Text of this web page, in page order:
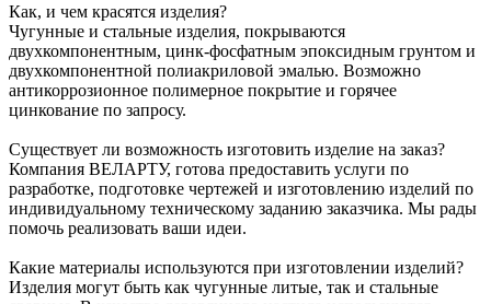
Как, и чем красятся изделия?
Чугунные и стальные изделия, покрываются
двухкомпонентным, цинк-фосфатным эпоксидным грунтом и
двухкомпонентной полиакриловой эмалью. Возможно
антикоррозионное полимерное покрытие и горячее
цинкование по запросу.
Существует ли возможность изготовить изделие на заказ?
Компания ВЕЛАРТУ, готова предоставить услуги по
разработке, подготовке чертежей и изготовлению изделий по
индивидуальному техническому заданию заказчика. Мы рады
помочь реализовать ваши идеи.
Какие материалы используются при изготовлении изделий?
Изделия могут быть как чугунные литые, так и стальные